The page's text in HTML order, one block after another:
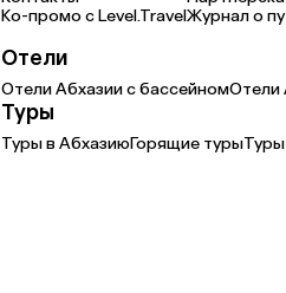
Ко-промо с Level.TravelЖурнал о
Отели
Отели Абхазии с бассейномОтели
Туры
Туры в АбхазиюГорящие туры